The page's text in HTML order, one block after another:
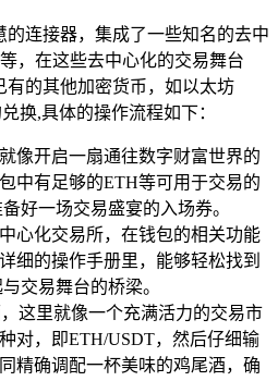
的连接器，集成了一些知名的去中
，在这些去中心化的交易舞台
有的其他加密货币，如以太坊
换,具体的操作流程如下：
像开启一扇通往数字财富世界的
中有足够的ETH等可用于交易的
好一场交易盛宴的入场券。
心化交易所，在钱包的相关功能
细的操作手册里，能够轻松找到
交易舞台的桥梁。
这里就像一个充满活力的交易市
对，即ETH/USDT，然后仔细输
精确调配一杯美味的鸡尾酒，确